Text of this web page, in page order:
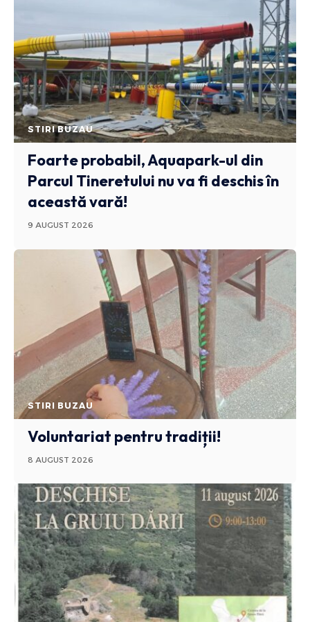
STIRI BUZAU
Foarte probabil, Aquapark-ul din
Parcul Tineretului nu va fi deschis în
această vară!
9 AUGUST 2026
STIRI BUZAU
Voluntariat pentru tradiții!
8 AUGUST 2026